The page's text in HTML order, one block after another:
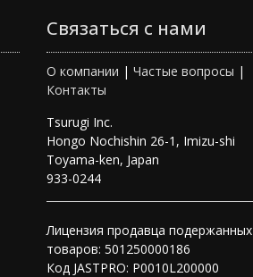
Связаться с нами
О компании | Частые вопросы |
Контакты
Tsurugi Inc.
Hongo Nochishin 26-1, Imizu-shi
Toyama-ken, Japan
933-0244
Лицензия продавца подержанных
товаров: 501250000186
Код JASTPRO: P0010L200000